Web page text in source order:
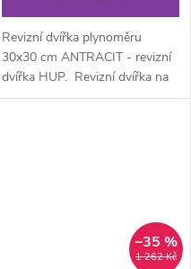
Revizní dvířka plynoměru
30x30 cm ANTRACIT - revizní
dvířka HUP. Revizní dvířka na
plyn z pozinkovaného...
1 262 Kč
–35 %